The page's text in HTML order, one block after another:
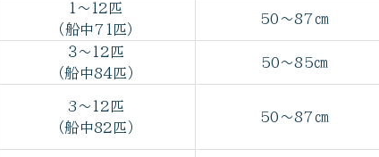
1～12匹
（船中71匹）
50～87㎝
３～12匹
（船中84匹）
50～85㎝
3～12匹
（船中82匹）
50～87㎝